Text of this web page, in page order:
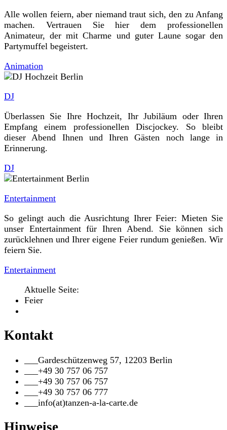
Alle wollen feiern, aber niemand traut sich, den zu Anfang
machen. Vertrauen Sie hier dem professionellen
Animateur, der mit Charme und guter Laune sogar den
Partymuffel begeistert.
Animation
DJ
Überlassen Sie Ihre Hochzeit, Ihr Jubiläum oder Ihren
Empfang einem professionellen Discjockey. So bleibt
dieser Abend Ihnen und Ihren Gästen noch lange in
Erinnerung.
DJ
Entertainment
So gelingt auch die Ausrichtung Ihrer Feier: Mieten Sie
unser Entertainment für Ihren Abend. Sie können sich
zurücklehnen und Ihrer eigene Feier rundum genießen. Wir
feiern Sie.
Entertainment
Aktuelle Seite:
Feier
Kontakt
Gardeschützenweg 57, 12203 Berlin
+49 30 757 06 757
+49 30 757 06 757
+49 30 757 06 777
info(at)tanzen-a-la-carte.de